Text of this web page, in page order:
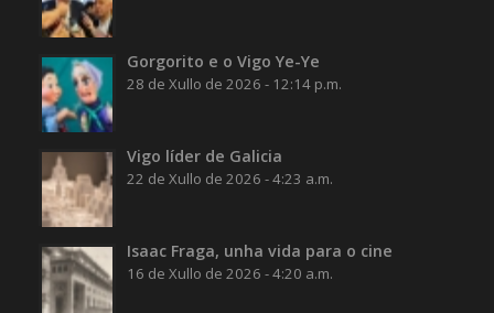
Gorgorito e o Vigo Ye-Ye
28 de Xullo de 2026 - 12:14 p.m.
Vigo líder de Galicia
22 de Xullo de 2026 - 4:23 a.m.
Isaac Fraga, unha vida para o cine
16 de Xullo de 2026 - 4:20 a.m.